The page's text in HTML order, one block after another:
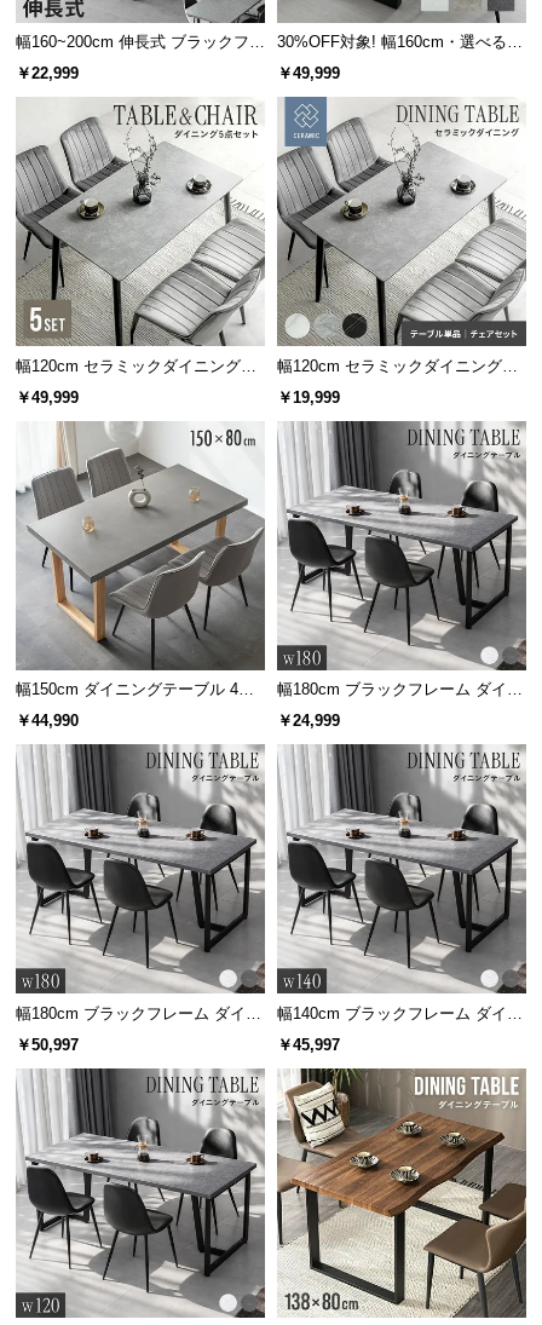
幅160~200cm 伸長式 ブラックフレ
ームダイニング 大理石調 4人掛け
￥22,999
30%OFF対象! 幅160cm・選べる脚
カラー 石目調ダイニングテーブル
￥49,999
幅120cm セラミックダイニングセ
ット 4人掛け
￥49,999
幅120cm セラミックダイニングテ
ーブル 4人掛け
￥19,999
幅150cm ダイニングテーブル 4人
掛け
￥44,990
幅180cm ブラックフレーム ダイニ
ングテーブル 大理石調 4人掛け
￥24,999
幅180cm ブラックフレーム ダイニ
ングセット 大理石調 4人掛け
￥50,997
幅140cm ブラックフレーム ダイニ
ングセット 大理石調 4人掛け
￥45,997